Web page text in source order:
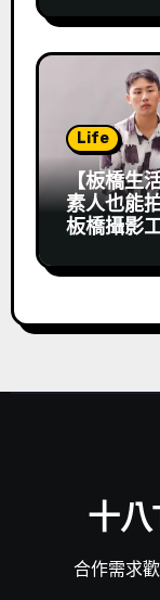
Life
【板橋生
素人也能
板橋攝影
十
合作需求